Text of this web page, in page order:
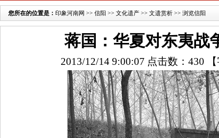
您所在的位置是： 印象河南网 >> 信阳 >> 文化遗产 >> 文遗赏析 >> 浏览信阳
蒋国：华夏对东夷战
2013/12/14 9:00:07 点击数：430